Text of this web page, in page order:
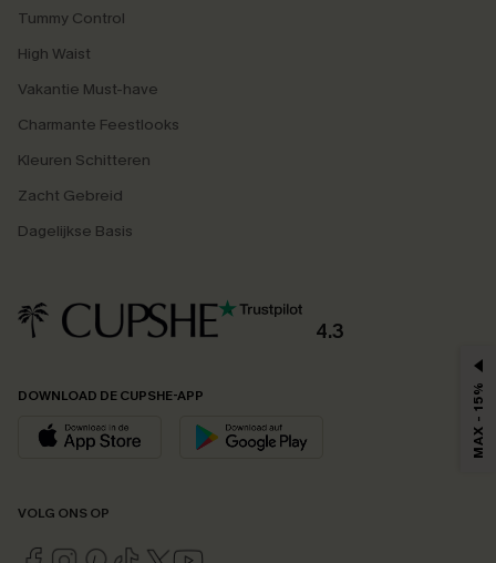
Tummy Control
High Waist
Vakantie Must-have
Charmante Feestlooks
Kleuren Schitteren
Zacht Gebreid
Dagelijkse Basis
4.3
DOWNLOAD DE CUPSHE-APP
VOLG ONS OP
MAX - 15%